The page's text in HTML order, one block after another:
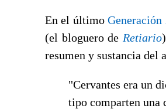
En el último
(el bloguero de Retiario
resumen y sustancia del
"Cervantes era un
tipo comparten una